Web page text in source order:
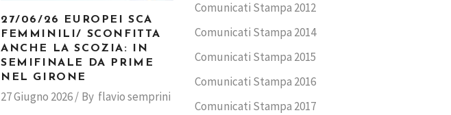
27/06/26 EUROPEI SCA
FEMMINILI/ SCONFITTA
ANCHE LA SCOZIA: IN
SEMIFINALE DA PRIME
NEL GIRONE
27 Giugno 2026 By flavio semprini
Comunicati Stampa 2012
Comunicati Stampa 2014
Comunicati Stampa 2015
Comunicati Stampa 2016
Comunicati Stampa 2017